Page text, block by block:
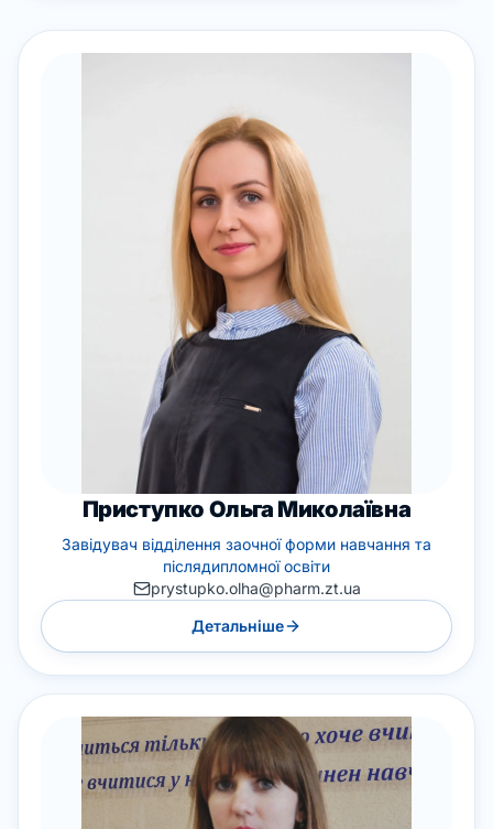
Приступко Ольга Миколаївна
Завідувач відділення заочної форми навчання та
післядипломної освіти
prystupko.olha@pharm.zt.ua
Детальніше